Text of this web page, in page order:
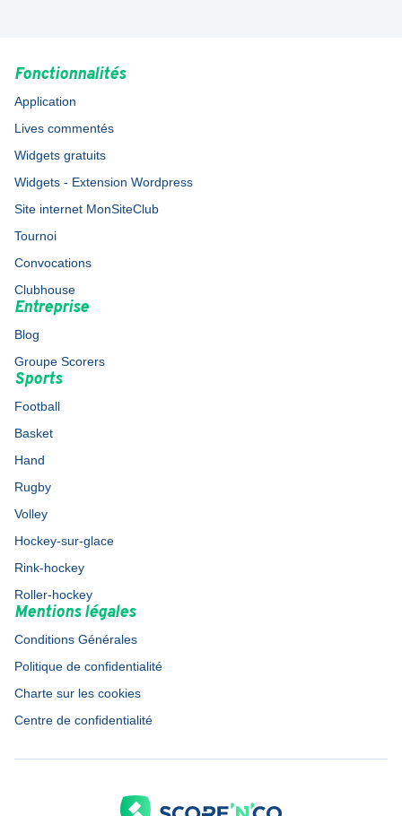
Fonctionnalités
Application
Lives commentés
Widgets gratuits
Widgets - Extension Wordpress
Site internet MonSiteClub
Tournoi
Convocations
Clubhouse
Entreprise
Blog
Groupe Scorers
Sports
Football
Basket
Hand
Rugby
Volley
Hockey-sur-glace
Rink-hockey
Roller-hockey
Mentions légales
Conditions Générales
Politique de confidentialité
Charte sur les cookies
Centre de confidentialité